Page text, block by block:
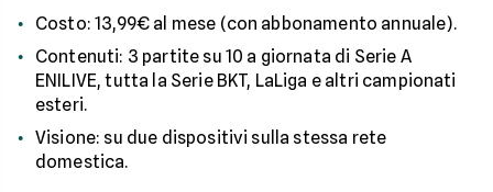
Costo: 13,99€ al mese (con abbonamento annuale).
Contenuti: 3 partite su 10 a giornata di Serie A
ENILIVE, tutta la Serie BKT, LaLiga e altri campionati
esteri.
Visione: su due dispositivi sulla stessa rete
domestica.